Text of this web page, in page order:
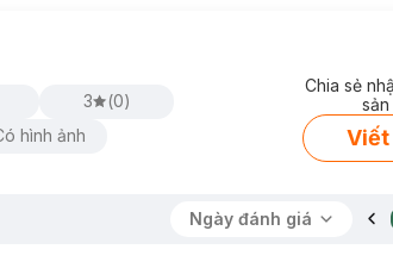
3 (0)
hình ảnh
Chia sẻ
Viết
Ngày đánh giá